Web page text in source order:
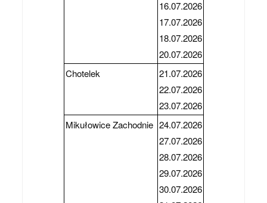
16.07.2026
17.07.2026
18.07.2026
20.07.2026
Chotelek
21.07.2026
22.07.2026
23.07.2026
Mikułowice Zachodnie 24.07.2026
27.07.2026
28.07.2026
29.07.2026
30.07.2026